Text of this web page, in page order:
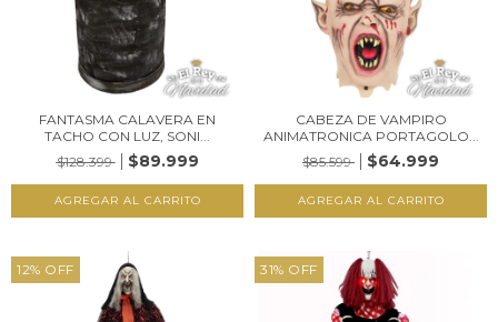
FANTASMA CALAVERA EN
TACHO CON LUZ, SONI...
$128.399
$89.999
CABEZA DE VAMPIRO
ANIMATRONICA PORTAGOLO...
$85.599
$64.999
12% OFF 31% OFF